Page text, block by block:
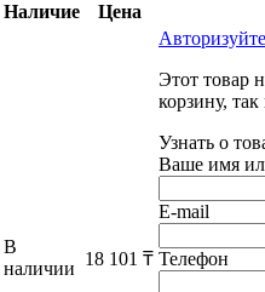
Наличие Цена
В
наличии 18 101 ₸
Этот товар
корзину,
Узнать о
Ваше имя
E-mail
Телефон